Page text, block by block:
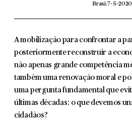
Brasi/7-5-
A mobilização para confrontar a
posteriormente reconstruir a
não apenas grande competência
também uma renovação moral e
uma pergunta fundamental que
últimas décadas: o que devemos
cidadãos?